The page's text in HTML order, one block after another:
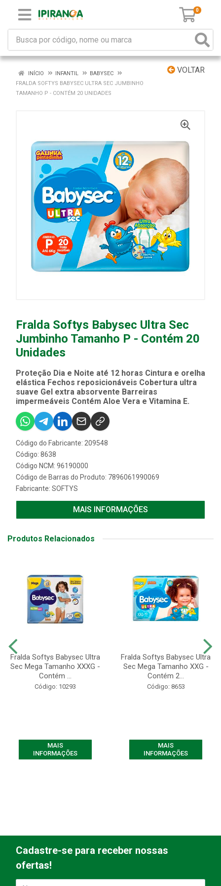
0
VOLTAR
INÍCIO INFANTIL
BABYSEC
FRALDA SOFTYS BABYSEC ULTRA SEC JUMBINHO
TAMANHO P - CONTÉM 20 UNIDADES
Fralda Softys Babysec Ultra Sec
Jumbinho Tamanho P - Contém 20
Unidades
Proteção Dia e Noite até 12 horas Cintura e orelha
elástica Fechos reposicionáveis Cobertura ultra
suave Gel extra absorvente Barreiras
impermeáveis Contém Aloe Vera e Vitamina E.
Código do Fabricante: 209548
Código: 8638
Código NCM: 96190000
Código de Barras do Produto: 7896061990069
Fabricante: SOFTYS
MAIS INFORMAÇÕES
Produtos Relacionados
Fralda Softys Babysec Ultra
Sec Mega Tamanho XXXG -
Contém ...
Código: 10293
MAIS
INFORMAÇÕES
Fralda Softys Babysec Ultra
Sec Mega Tamanho XXG -
Contém 2...
Código: 8653
MAIS
INFORMAÇÕES
Cadastre-se para receber nossas
ofertas!